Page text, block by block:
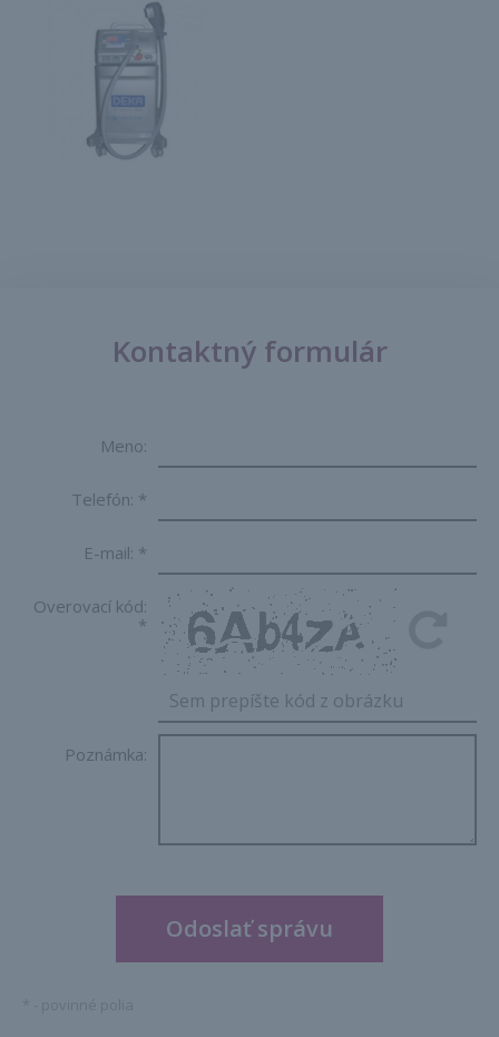
Kontaktný formulár
Meno:
Telefón: *
E-mail: *
Overovací kód:
*
Poznámka: